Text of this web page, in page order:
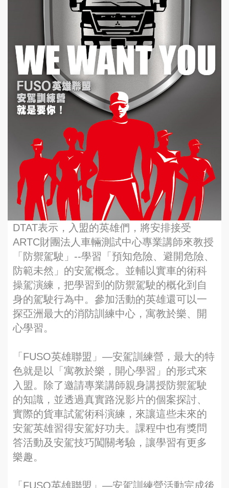
DTAT表示，入盟的英雄們，將安排接受
ARTC財團法人車輛測試中心專業講師來教授
「防禦駕駛」--學習「預知危險、避開危險、
防範未然」的安駕概念。並輔以實車的術科
操駕演練，把學習到的防禦駕駛的概化到自
身的駕駛行為中。參加活動的英雄還可以一
探亞洲最大的消防訓練中心，寓教於樂、開
心學習。
「FUSO英雄聯盟」—安駕訓練營，最大的特
色就是以「寓教於樂，開心學習」的形式來
入盟。除了邀請專業講師親身講授防禦駕駛
的知識，並透過真實路況影片的個案探討、
實際的貨車試駕術科演練，來讓這些未來的
安駕英雄習得安駕好功夫。課程中也有獎問
答活動及安駕技巧闖關考驗，讓學習有更多
樂趣。
「FUSO英雄聯盟」—安駕訓練營活動完成後